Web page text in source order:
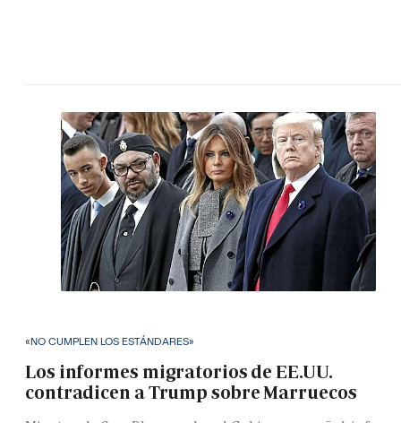
«NO CUMPLEN LOS ESTÁNDARES»
Los informes migratorios de EE.UU.
contradicen a Trump sobre Marruecos